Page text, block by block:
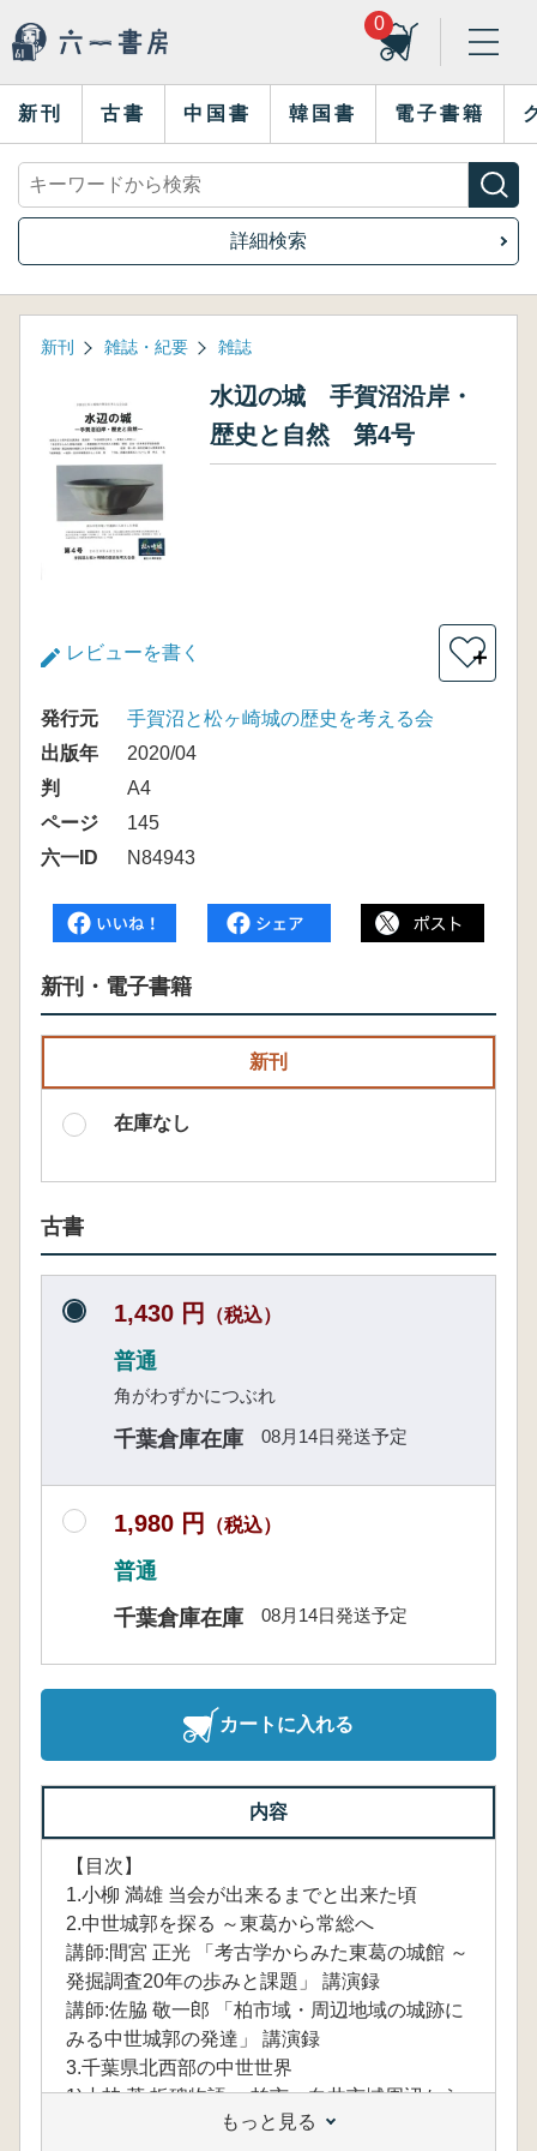
0
新刊 古書 中国書 韓国書 電子書籍
詳細検索
新刊 雑誌・紀要 雑誌
水辺の城 手賀沼沿岸・
歴史と自然 第4号
レビューを書く ＋
発行元
手賀沼と松ヶ崎城の歴史を考える会
出版年
2020/04
判
A4
ページ
145
六一ID
N84943
新刊・電子書籍
新刊
在庫なし
古書
1,430 円 （税込）
普通
角がわずかにつぶれ
千葉倉庫在庫 08月14日発送予定
1,980 円 （税込）
普通
千葉倉庫在庫
08月14日発送予定
カートに入れる
内容
【目次】
1.小柳 満雄 当会が出来るまでと出来た頃
2.中世城郭を探る ～東葛から常総へ
講師:間宮 正光 「考古学からみた東葛の城館 ～
発掘調査20年の歩みと課題」 講演録
講師:佐脇 敬一郎 「柏市域・周辺地域の城跡に
みる中世城郭の発達」 講演録
3.千葉県北西部の中世世界
1)小林 茂 板碑物語 ～柏市・白井市域周辺から
2)森 伸之 本土寺過去帳と柏の中世
もっと見る